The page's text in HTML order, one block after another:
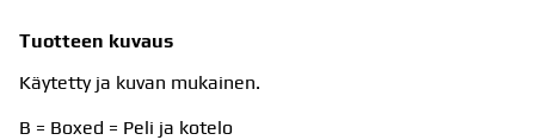
Tuotteen kuvaus
Käytetty ja kuvan mukainen.
B = Boxed = Peli ja kotelo